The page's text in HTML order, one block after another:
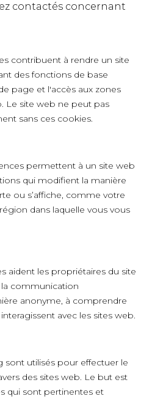
contactés concernant
contribuent à rendre un site
des fonctions de base
page et l'accès aux zones
Le site web ne peut pas
sans ces cookies.
permettent à un site web
qui modifient la manière
ou s’affiche, comme votre
dans laquelle vous vous
aident les propriétaires du site
communication
anonyme, à comprendre
avec les sites web.
sont utilisés pour effectuer le
des sites web. Le but est
qui sont pertinentes et